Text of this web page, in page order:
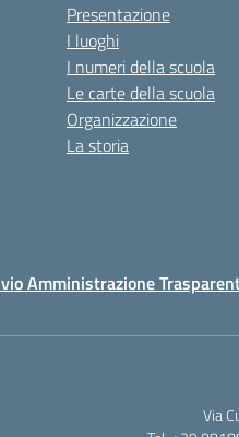
Presentazione
I luoghi
I numeri della scuola
Le carte della scuola
Organizzazione
La storia
Amministrazione
Via